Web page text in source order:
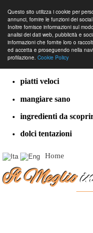
Questo sito utilizza i cookie per
annunci, fornire le funzioni dei
Inoltre fornisce informazioni sul
analisi dei dati web, pubblicità e
informazioni che fornite loro o
ed accetta e proseguendo nella
profilazione. Cookie Policy
cucina dal mondo
ricette classiche
piatti veloci
mangiare sano
ingredienti da
dolci tentazioni
Home
Il Meglio